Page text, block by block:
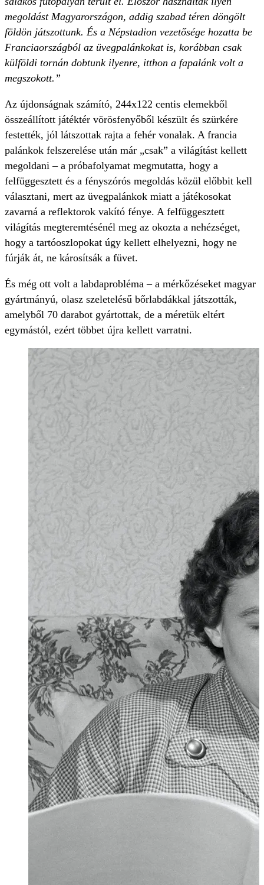
megoldást Magyarországon, addig szabad téren döngölt
földön játszottunk. És a Népstadion vezetősége hozatta be
Franciaországból az üvegpalánkokat is, korábban csak
külföldi tornán dobtunk ilyenre, itthon a fapalánk volt a
megszokott.”
Az újdonságnak számító, 244x122 centis elemekből
összeállított játéktér vörösfenyőből készült és szürkére
festették, jól látszottak rajta a fehér vonalak. A francia
palánkok felszerelése után már „csak” a világítást kellett
megoldani – a próbafolyamat megmutatta, hogy a
felfüggesztett és a fényszórós megoldás közül előbbit kell
választani, mert az üvegpalánkok miatt a játékosokat
zavarná a reflektorok vakító fénye. A felfüggesztett
világítás megteremtésénél meg az okozta a nehézséget,
hogy a tartóoszlopokat úgy kellett elhelyezni, hogy ne
fúrják át, ne károsítsák a füvet.
És még ott volt a labdaprobléma – a mérkőzéseket magyar
gyártmányú, olasz szeletelésű bőrlabdákkal játszották,
amelyből 70 darabot gyártottak, de a méretük eltért
egymástól, ezért többet újra kellett varratni.